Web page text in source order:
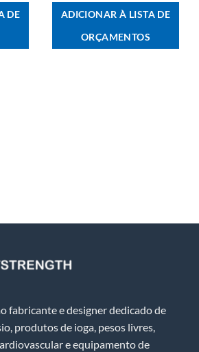
DE
ADICIONAR À LISTA DE
ORÇAMENTOS
fabricante e designer dedicado de
produtos de ioga, pesos livres,
e equipamento de